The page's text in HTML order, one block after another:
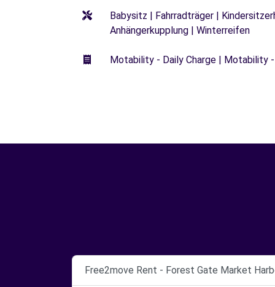
Babysitz | Fahrradträger |
Anhängerkupplung | Winterreifen
Motability - Daily Charge |
Free2move Rent - Forest Gate Market